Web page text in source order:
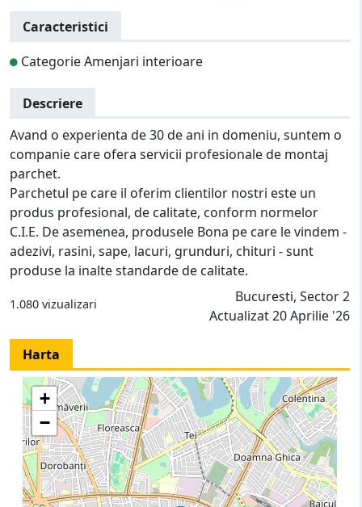
Caracteristici
Categorie Amenjari interioare
Descriere
Avand o experienta de 30 de ani in domeniu, suntem o
companie care ofera servicii profesionale de montaj
parchet.
Parchetul pe care il oferim clientilor nostri este un
produs profesional, de calitate, conform normelor
C.I.E. De asemenea, produsele Bona pe care le vindem -
adezivi, rasini, sape, lacuri, grunduri, chituri - sunt
produse la inalte standarde de calitate.
1.080 vizualizari
Bucuresti, Sector 2
Actualizat 20 Aprilie '26
Harta
+
−